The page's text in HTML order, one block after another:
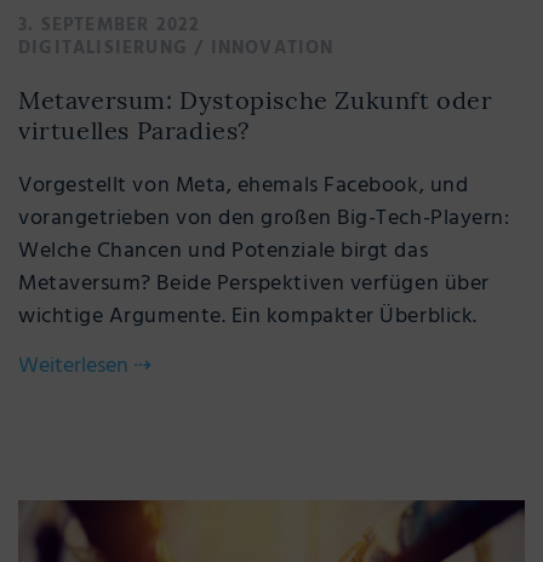
3. SEPTEMBER 2022
DIGITALISIERUNG / INNOVATION
Metaversum: Dystopische Zukunft oder
virtuelles Paradies?
Vorgestellt von Meta, ehemals Facebook, und
vorangetrieben von den großen Big-Tech-Playern:
Welche Chancen und Potenziale birgt das
Metaversum? Beide Perspektiven verfügen über
wichtige Argumente. Ein kompakter Überblick.
Weiterlesen ⇢